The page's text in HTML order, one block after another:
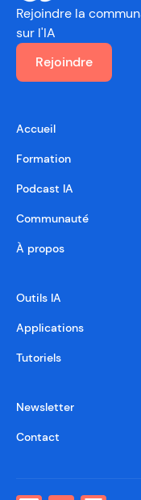
Rejoindre la
sur l'IA
Rejoindre
Accueil
Formation
Podcast IA
Communauté
À propos
Outils IA
Applications
Tutoriels
Newsletter
Contact